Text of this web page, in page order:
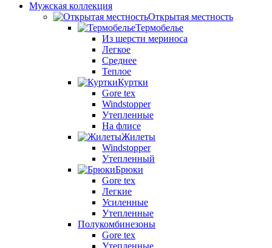
Мужская коллекция
Открытая местность
Термобелье
Из шерсти мериноса
Легкое
Среднее
Теплое
Куртки
Gore tex
Windstopper
Утепленные
На флисе
Жилеты
Windstopper
Утепленный
Брюки
Gore tex
Легкие
Усиленные
Утепленные
Полукомбинезоны
Gore tex
Утепленные